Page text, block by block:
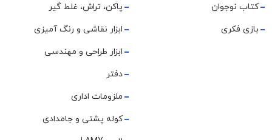
کتاب نوجوان
بازی فکری
پاکن، تراش، غلط گیر
ابزار نقاشی و رنگ آمیزی
ابزار طراحی و مهندسی
دفتر
ملزومات اداری
کوله پشتی و جامدادی